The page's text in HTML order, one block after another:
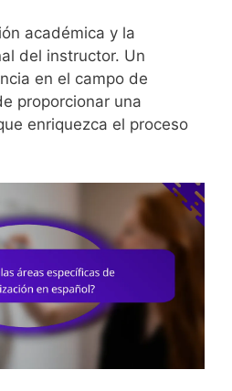
académica y la
del instructor. Un
en el campo de
proporcionar una
enriquezca el proceso